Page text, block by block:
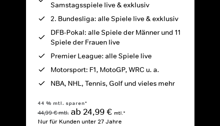
Samstagsspiele live & exklusiv
2. Bundesliga: alle Spiele live & exklusiv
DFB-Pokal: alle Spiele der Männer und 11
Spiele der Frauen live
Premier League: alle Spiele live
Motorsport: F1, MotoGP, WRC u. a.
NBA, NHL, Tennis, Golf und vieles mehr
44 % mtl. sparen*
44,99 € mtl. ab 24,99 € mtl.*
Nur für Kunden unter 27 Jahre